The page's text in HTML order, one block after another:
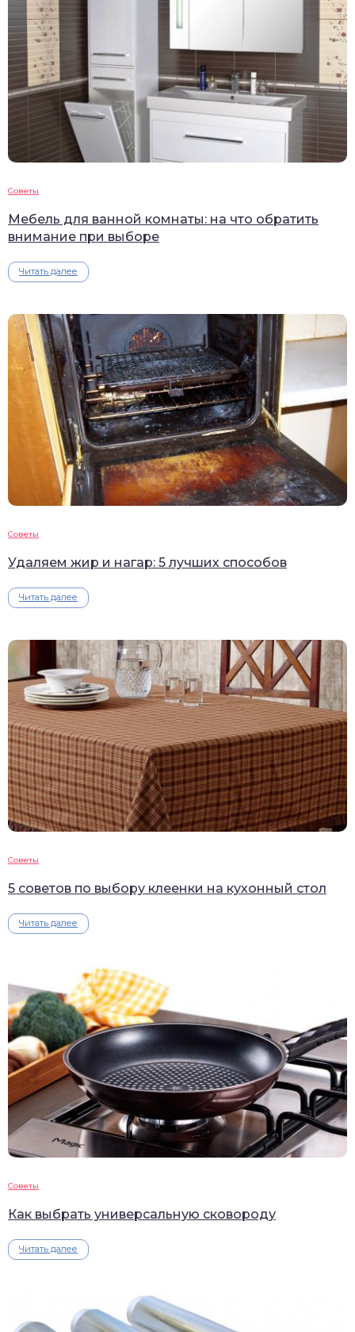
Советы
Мебель для ванной комнаты: на что обратить
внимание при выборе
Читать далее
Советы
Удаляем жир и нагар: 5 лучших способов
Читать далее
Советы
5 советов по выбору клеенки на кухонный стол
Читать далее
Советы
Как выбрать универсальную сковороду
Читать далее